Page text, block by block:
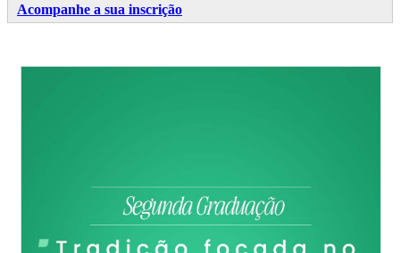
Acompanhe a sua inscrição